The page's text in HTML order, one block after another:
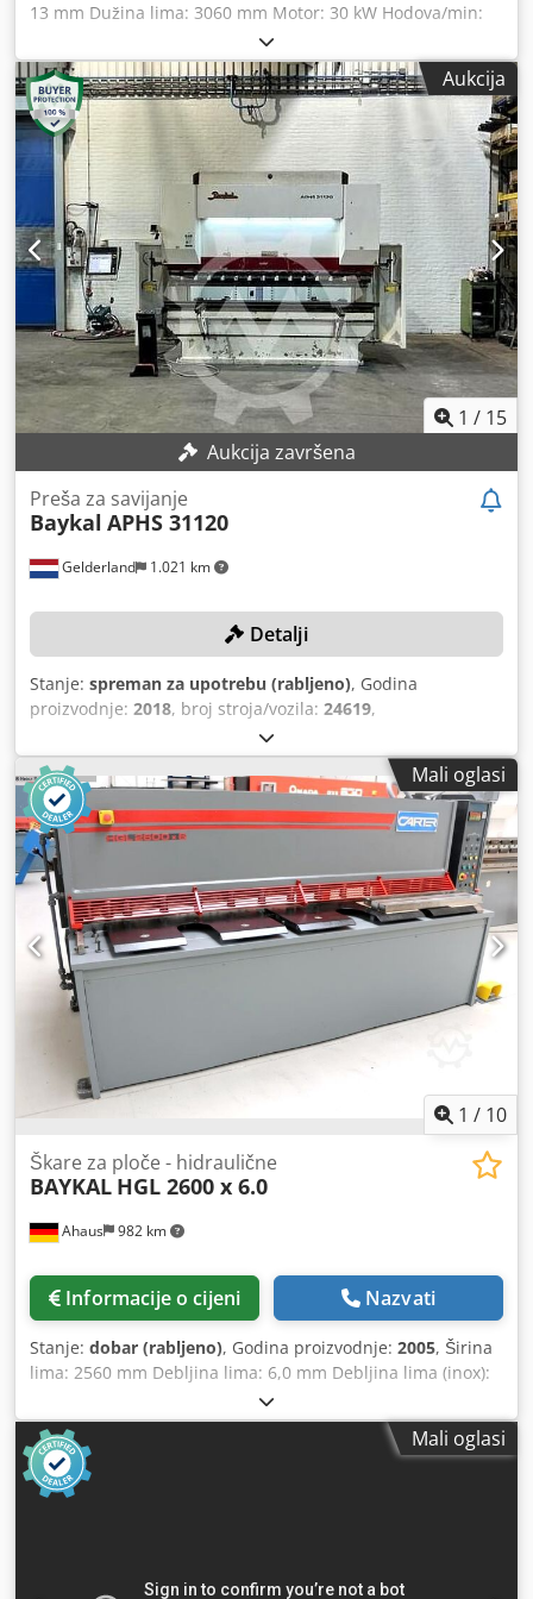
13 mm Dužina lima: 3060 mm Motor: 30 kW Hodova/min:
12 Dimenzije (D x Š x V): 4000 x 2300 x 2600 mm Težina cca:
11.900 kg Baykal 3100x13 hidraulične škare za lim – godina
proizvodnje 2002. Ove visokoučinkovite škare za lim
odlikuju se robusnom konstrukcijom i visokom
preciznošću. Zbog velike vlastite težine omogućuju stabilan
rad bez vibracija – idealno za zahtjevne poslove rezanja.
Tehnički podaci: Godina proizvodnje: 2002 Kapacitet
rezanja (St 42): 13 mm Dužina rezanja: 3060 mm Glavna
snaga motora: 30 kW Glavni napon: 380 V / 50 Hz / 3 faze
Tlak sustava: 260 bar Dimenzije i težina: Širina: 2300 mm
Dužina: 4000 mm Visina: 2600 mm Težina: 11.900 kg Stroj
je trenutno pod naponom i može se u svakom trenutku
pregledati i testirati. Dsdoy D U Dfjpfx Aliskr Za dodatne
informacije ili dogovor oko termina za pregled slobodno
nam se obratite.
Aukcija
1 / 15
Aukcija završena
Gelderland 1.021 km
Preša za savijanje
Baykal APHS 31120
Detalji
Stanje: spreman za upotrebu (rabljeno), Godina
proizvodnje: 2018, broj stroja/vozila: 24619,
potpuno funkcionalan
snaga:15,8 kW (21,48 KS), pritiskna sila:120 t, hod klipa:
260 mm, model upravljača: Delem DA-66T, radna širina:
3.100 mm, Nema minimalne cijene – zajamčena prodaja
po najvišoj ponudi! TEHNIČKE KARAKTERISTIKE Snaga
preše: 120 t Maksimalna radna širina: 3.100 mm
Udaljenost između stupova: 2.550 mm Dubina stražnjeg
graničnika: 750 mm Maksimalni hod: 260 mm Broj osi: 6
(Y1+Y2+X+R+Z1+Z2) DETALJI O STROJU Snaga: 15,8 kW
Upravljanje: CNC Upravljačka jedinica: Delem DA-66T
Dimenzije i težina Dimenzije (D x Š x V): 4.100 x 2.000 x
2.700 mm Težina: 8.500 kg Radni sati: 2.442 h Dkodpfx
Aezk Dy Tolier OPREMA Zaštita prstiju Alati uključeni
Sustav za savijanje: upravljan CNC-om Držač matrice:
standardni Tip držača alata: europski stil
Mali oglasi
1 / 10
Ahaus 982 km
Škare za ploče - hidraulične
BAYKAL HGL 2600 x 6.0
Informacije o cijeni Nazvati
Stanje: dobar (rabljeno), Godina proizvodnje: 2005, Širina
lima: 2560 mm Debljina lima: 6,0 mm Debljina lima (inox):
4,0 mm Razmak između stupova: 2600 mm Broj pritiskača:
15 kom Maksimalni broj hodova: 24 hod/min Količina ulja:
120 l Kut rezanja: 1,6° Stražnji graničnik – podesiv: 750 mm
Upravljanje: PRG 911-1 Radni sati: cca. 370 h Ukupna
snaga: 11,0 kW Težina: 4700 kg Dimenzije (D-Š-V): 3190 x
Mali oglasi